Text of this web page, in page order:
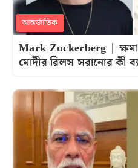
আন্তর্জাতিক
Mark Zuckerberg | ক্ষমা
মোদীর রিলস সরানোর কী